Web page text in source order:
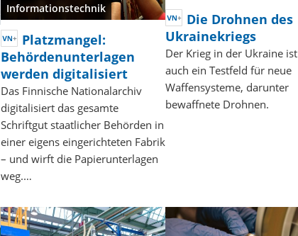
Informationstechnik
Platzmangel:
Behördenunterlagen
werden digitalisiert
Das Finnische Nationalarchiv
digitalisiert das gesamte
Schriftgut staatlicher Behörden in
einer eigens eingerichteten Fabrik
– und wirft die Papierunterlagen
weg.…
Die Drohnen des
Ukrainekriegs
Der Krieg in der Ukraine ist
auch ein Testfeld für neue
Waffensysteme, darunter
bewaffnete Drohnen.